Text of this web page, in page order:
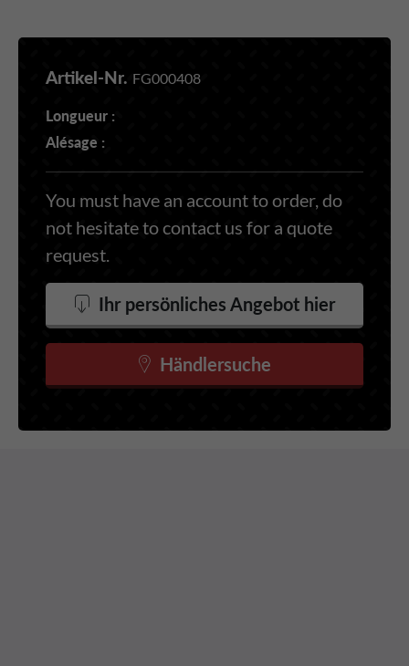
Artikel-Nr. FG000408
Longueur :
Alésage :
You must have an account to order, do
not hesitate to contact us for a quote
request.
Ihr persönliches Angebot hier
Händlersuche